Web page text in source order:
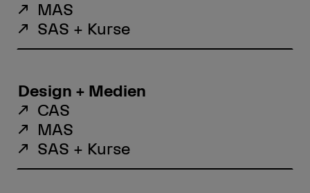
MAS
SAS + Kurse
Design + Medien
CAS
MAS
SAS + Kurse